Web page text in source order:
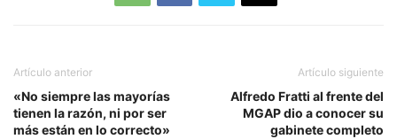
Artículo anterior
«No siempre las mayorías
tienen la razón, ni por ser
más están en lo correcto»
Artículo siguiente
Alfredo Fratti al frente del
MGAP dio a conocer su
gabinete completo